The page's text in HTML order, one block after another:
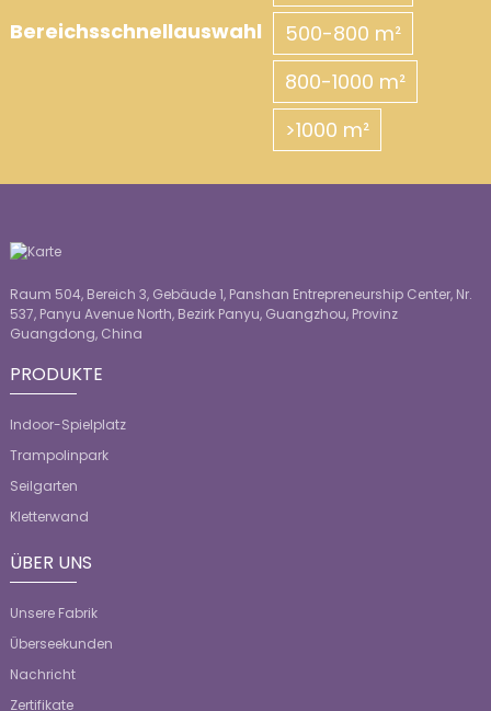
Bereichsschnellauswahl
500-800 m²
800-1000 m²
>1000 m²
Raum 504, Bereich 3, Gebäude 1, Panshan Entrepreneurship Center, Nr.
537, Panyu Avenue North, Bezirk Panyu, Guangzhou, Provinz
Guangdong, China
PRODUKTE
Indoor-Spielplatz
Trampolinpark
Seilgarten
Kletterwand
ÜBER UNS
Unsere Fabrik
Überseekunden
Nachricht
Zertifikate